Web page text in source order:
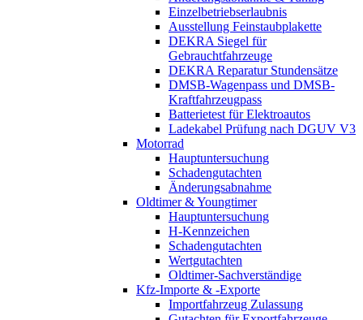
Einzelbetriebserlaubnis
Ausstellung Feinstaubplakette
DEKRA Siegel für
Gebrauchtfahrzeuge
DEKRA Reparatur Stundensätze
DMSB-Wagenpass und DMSB-
Kraftfahrzeugpass
Batterietest für Elektroautos
Ladekabel Prüfung nach DGUV V3
Motorrad
Hauptuntersuchung
Schadengutachten
Änderungsabnahme
Oldtimer & Youngtimer
Hauptuntersuchung
H-Kennzeichen
Schadengutachten
Wertgutachten
Oldtimer-Sachverständige
Kfz-Importe & -Exporte
Importfahrzeug Zulassung